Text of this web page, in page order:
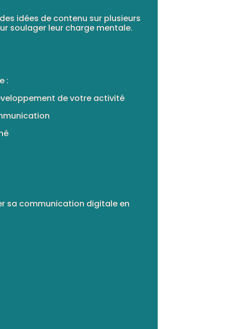
idées de contenu sur plusieurs
soulager leur charge mentale.
:
de votre activité
sa communication digitale en